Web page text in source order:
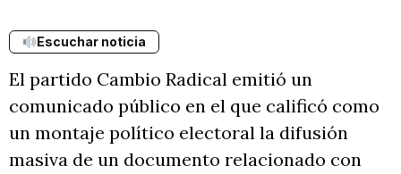
Escuchar noticia
El partido Cambio Radical emitió un
comunicado público en el que calificó como
un montaje político electoral la difusión
masiva de un documento relacionado con